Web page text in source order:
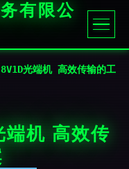
有限公
光端机 高效传输的工
机 高效传